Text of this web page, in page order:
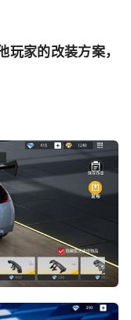
家的改装方案，